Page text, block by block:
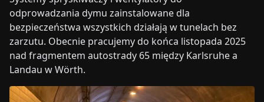
odprowadzania dymu zainstalowane dla
bezpieczeństwa wszystkich działają w tunelach bez
zarzutu. Obecnie pracujemy do końca listopada 2025
nad fragmentem autostrady 65 między Karlsruhe a
Landau w Wörth.